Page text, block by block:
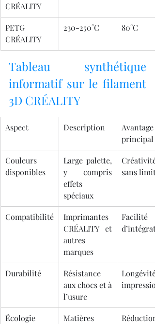
CRÉALITY
PETG
CRÉALITY
230-250°C 80°C
Tableau synthétique
informatif sur le filament
3D CRÉALITY
Aspect Description
Avantage
principal
Couleurs
disponibles
Large palette,
y compris
effets
spéciaux
Créativité
sans limite
Compatibilité
Imprimantes
CRÉALITY et
autres
marques
Facilité
Durabilité
Résistance
aux chocs et à
l’usure
Longévité
Écologie
Matières